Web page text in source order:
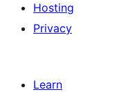
Hosting
Privacy
Learn